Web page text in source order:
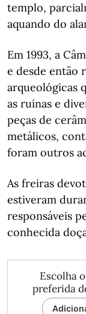
templo,
aquando do
Em 1993, a
e desde então
arqueológicas
as ruínas e
peças de
metálicos,
foram outros
As freiras
estiveram
responsáveis
conhecida
Escolha
preferida